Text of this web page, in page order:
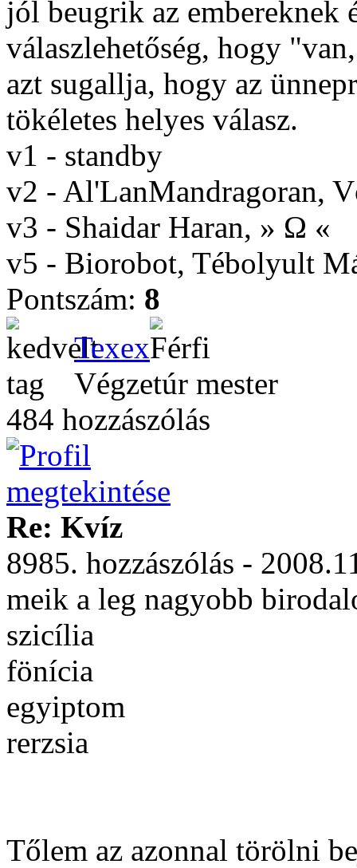
jól beugrik az embereknek
válaszlehetőség, hogy
azt sugallja, hogy az
tökéletes helyes válasz.
v1 - standby
v2 - Al'LanMandragoran,
v3 - Shaidar Haran, » Ω «
v5 - Biorobot, Tébolyult
Pontszám: 8
Texex
Végzetúr mester
484 hozzászólás
Re: Kvíz
8985. hozzászólás -
meik a leg nagyobb
szicília
fönícia
egyiptom
rerzsia
Tőlem az azonnal törölni